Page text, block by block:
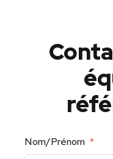
Nom/Prénom